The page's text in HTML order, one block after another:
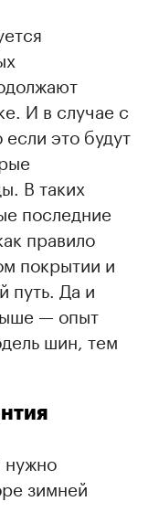
И в случае с
это будут
В таких
последние
правило
покрытии и
путь. Да и
— опыт
шин, тем
нужно
зимней